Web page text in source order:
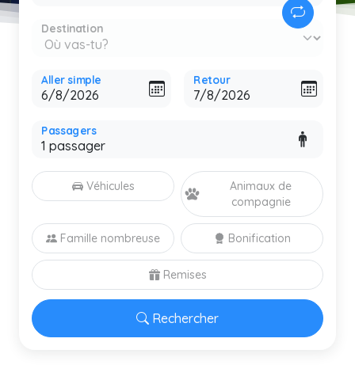
Destination
Aller simple Retour
Passagers
Rechercher
Véhicules
Animaux de
compagnie
Famille nombreuse Bonification
Remises